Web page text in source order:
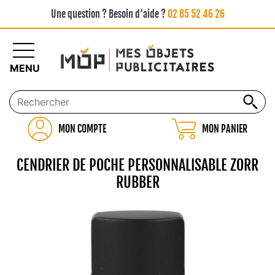
Une question ? Besoin d'aide ?02 85 52 46 26
MON COMPTE MON PANIER
MENU
CENDRIER DE POCHE PERSONNALISABLE ZORR
RUBBER